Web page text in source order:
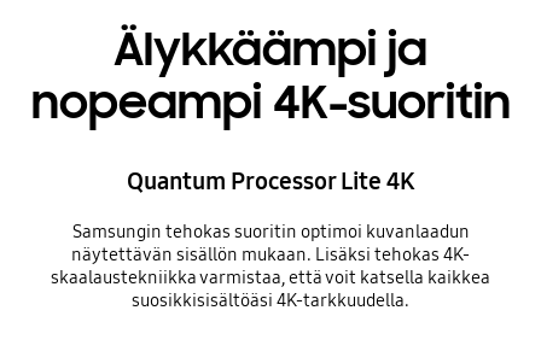
Älykkäämpi ja
nopeampi 4K-suoritin
Quantum Processor Lite 4K
Samsungin tehokas suoritin optimoi kuvanlaadun
näytettävän sisällön mukaan. Lisäksi tehokas 4K-
skaalaustekniikka varmistaa, että voit katsella kaikkea
suosikkisisältöäsi 4K-tarkkuudella.